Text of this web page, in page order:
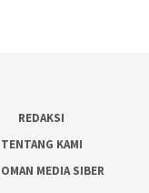
REDAKSI
TENTANG KAMI
MEDIA SIBER